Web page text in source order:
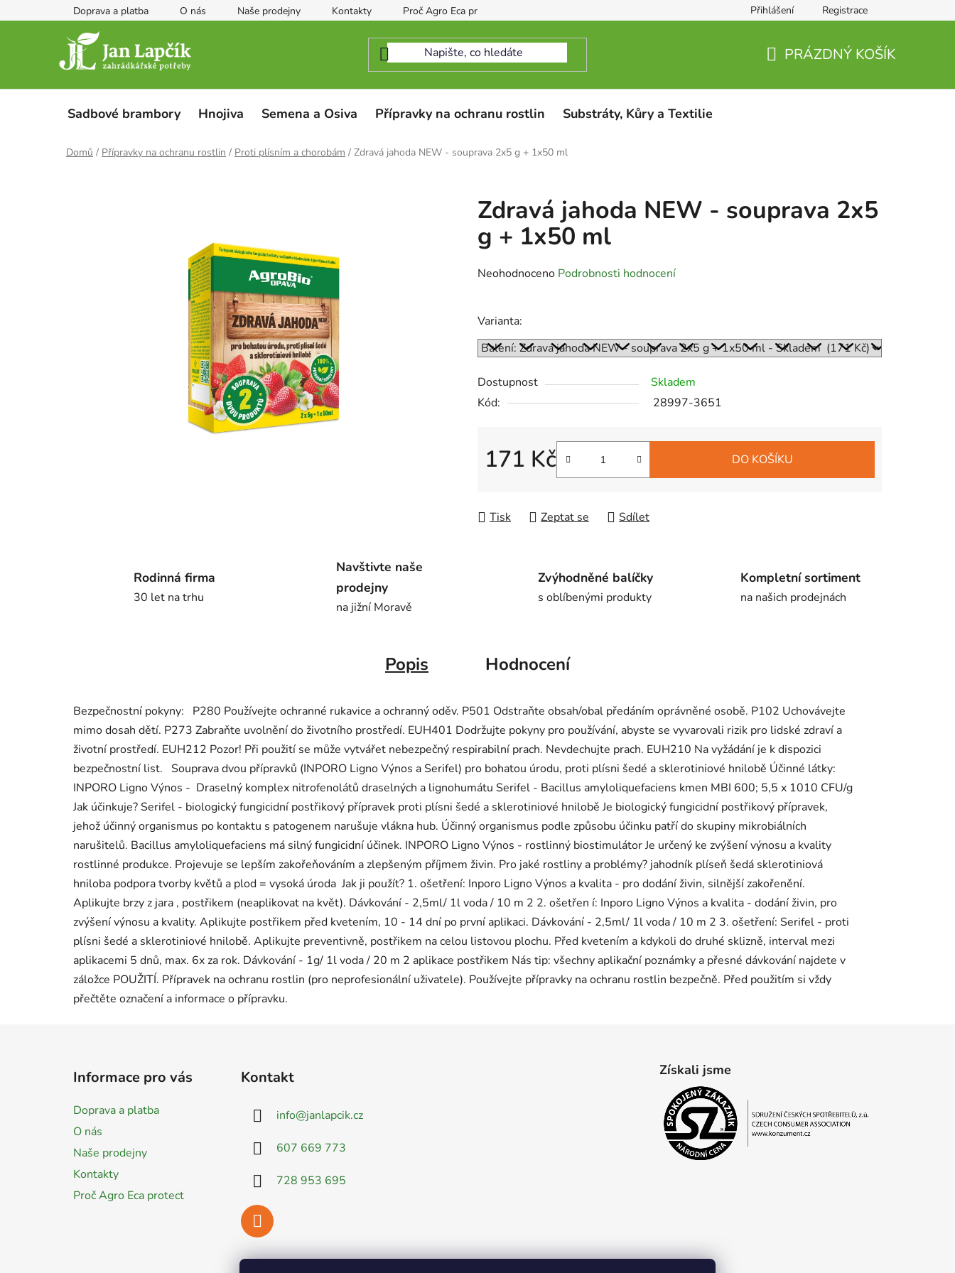
na
Doprava a platba O nás Naše prodejny Kontakty Proč Agro Eca protect Přihlášení Registrace
PRÁZDNÝ KOŠÍK
Sadbové brambory Hnojiva Semena a Osiva Přípravky na ochranu rostlin Substráty, Kůry a Textilie
Domů / Přípravky na ochranu rostlin / Proti plísním a chorobám / Zdravá jahoda NEW - souprava 2x5 g + 1x50 ml
Zdravá jahoda NEW - souprava 2x5
g + 1x50 ml
Průměrné
0,0
5
hvězdiček.
Neohodnoceno Podrobnosti hodnocení
Varianta:
Dostupnost
Skladem
Kód:
28997-3651
171 Kč DO KOŠÍKU
Tisk Zeptat se Sdílet
Rodinná firma
30 let na trhu
Navštivte naše
prodejny
na jižní Moravě
Zvýhodněné balíčky
s oblíbenými produkty
Kompletní sortiment
na našich prodejnách
Popis Hodnocení
Bezpečnostní pokyny: P280 Používejte ochranné rukavice a ochranný oděv. P501 Odstraňte obsah/obal předáním oprávněné osobě. P102 Uchovávejte
mimo dosah dětí. P273 Zabraňte uvolnění do životního prostředí. EUH401 Dodržujte pokyny pro používání, abyste se vyvarovali rizik pro lidské zdraví a
životní prostředí. EUH212 Pozor! Při použití se může vytvářet nebezpečný respirabilní prach. Nevdechujte prach. EUH210 Na vyžádání je k dispozici
bezpečnostní list. Souprava dvou přípravků (INPORO Ligno Výnos a Serifel) pro bohatou úrodu, proti plísni šedé a sklerotiniové hnilobě Účinné látky:
INPORO Ligno Výnos - Draselný komplex nitrofenolátů draselných a lignohumátu Serifel - Bacillus amyloliquefaciens kmen MBI 600; 5,5 x 1010 CFU/g
Jak účinkuje? Serifel - biologický fungicidní postřikový přípravek proti plísni šedé a sklerotiniové hnilobě Je biologický fungicidní postřikový přípravek,
jehož účinný organismus po kontaktu s patogenem narušuje vlákna hub. Účinný organismus podle způsobu účinku patří do skupiny mikrobiálních
narušitelů. Bacillus amyloliquefaciens má silný fungicidní účinek. INPORO Ligno Výnos - rostlinný biostimulátor Je určený ke zvýšení výnosu a kvality
rostlinné produkce. Projevuje se lepším zakořeňováním a zlepšeným příjmem živin. Pro jaké rostliny a problémy? jahodník plíseň šedá sklerotiniová
hniloba podpora tvorby květů a plod = vysoká úroda Jak ji použít? 1. ošetření: Inporo Ligno Výnos a kvalita - pro dodání živin, silnější zakořenění.
Aplikujte brzy z jara , postřikem (neaplikovat na květ). Dávkování - 2,5ml/ 1l voda / 10 m 2 2. ošetřen í: Inporo Ligno Výnos a kvalita - dodání živin, pro
zvýšení výnosu a kvality. Aplikujte postřikem před kvetením, 10 - 14 dní po první aplikaci. Dávkování - 2,5ml/ 1l voda / 10 m 2 3. ošetření: Serifel - proti
plísni šedé a sklerotiniové hnilobě. Aplikujte preventivně, postřikem na celou listovou plochu. Před kvetením a kdykoli do druhé sklizně, interval mezi
aplikacemi 5 dnů, max. 6x za rok. Dávkování - 1g/ 1l voda / 20 m 2 aplikace postřikem Nás tip: všechny aplikační poznámky a přesné dávkování najdete v
záložce POUŽITÍ. Přípravek na ochranu rostlin (pro neprofesionální uživatele). Používejte přípravky na ochranu rostlin bezpečně. Před použitím si vždy
přečtěte označení a informace o přípravku.
Informace pro vás
Doprava a platba
O nás
Naše prodejny
Kontakty
Proč Agro Eca protect
Kontakt
info@janlapcik.cz
607 669 773
728 953 695
Získali jsme